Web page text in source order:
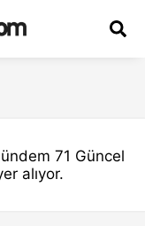
71 Güncel
alıyor.